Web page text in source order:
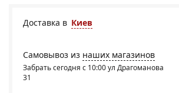
Доставка в Киев
Самовывоз из наших магазинов
Забрать сегодня с 10:00 ул Драгоманова
31